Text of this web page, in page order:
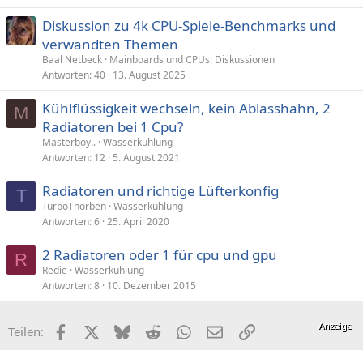
Diskussion zu 4k CPU-Spiele-Benchmarks und
verwandten Themen
Baal Netbeck Mainboards und CPUs: Diskussionen
Antworten 40 13. August 2025
M
Kühlflüssigkeit wechseln, kein Ablasshahn, 2
Radiatoren bei 1 Cpu?
Masterboy.. Wasserkühlung
Antworten 12 5. August 2021
T Radiatoren und richtige Lüfterkonfig
TurboThorben Wasserkühlung
Antworten 6 25. April 2020
R 2 Radiatoren oder 1 für cpu und gpu
Redie Wasserkühlung
Antworten 8 10. Dezember 2015
Teilen: FacebookX (Twitter)
BlueskyRedditWhatsApp
E-MailLink